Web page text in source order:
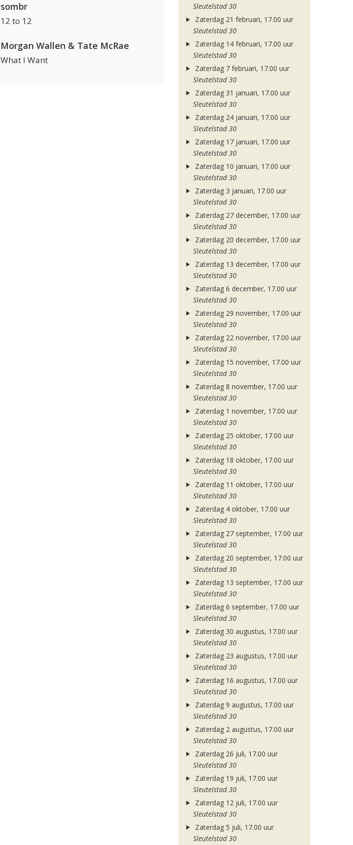
sombr
12 to 12
Morgan Wallen & Tate McRae
What I Want
Sleutelstad 30
Zaterdag 21 februari, 17.00 uur
Sleutelstad 30
Zaterdag 14 februari, 17.00 uur
Sleutelstad 30
Zaterdag 7 februari, 17.00 uur
Sleutelstad 30
Zaterdag 31 januari, 17.00 uur
Sleutelstad 30
Zaterdag 24 januari, 17.00 uur
Sleutelstad 30
Zaterdag 17 januari, 17.00 uur
Sleutelstad 30
Zaterdag 10 januari, 17.00 uur
Sleutelstad 30
Zaterdag 3 januari, 17.00 uur
Sleutelstad 30
Zaterdag 27 december, 17.00 uur
Sleutelstad 30
Zaterdag 20 december, 17.00 uur
Sleutelstad 30
Zaterdag 13 december, 17.00 uur
Sleutelstad 30
Zaterdag 6 december, 17.00 uur
Sleutelstad 30
Zaterdag 29 november, 17.00 uur
Sleutelstad 30
Zaterdag 22 november, 17.00 uur
Sleutelstad 30
Zaterdag 15 november, 17.00 uur
Sleutelstad 30
Zaterdag 8 november, 17.00 uur
Sleutelstad 30
Zaterdag 1 november, 17.00 uur
Sleutelstad 30
Zaterdag 25 oktober, 17.00 uur
Sleutelstad 30
Zaterdag 18 oktober, 17.00 uur
Sleutelstad 30
Zaterdag 11 oktober, 17.00 uur
Sleutelstad 30
Zaterdag 4 oktober, 17.00 uur
Sleutelstad 30
Zaterdag 27 september, 17.00 uur
Sleutelstad 30
Zaterdag 20 september, 17.00 uur
Sleutelstad 30
Zaterdag 13 september, 17.00 uur
Sleutelstad 30
Zaterdag 6 september, 17.00 uur
Sleutelstad 30
Zaterdag 30 augustus, 17.00 uur
Sleutelstad 30
Zaterdag 23 augustus, 17.00 uur
Sleutelstad 30
Zaterdag 16 augustus, 17.00 uur
Sleutelstad 30
Zaterdag 9 augustus, 17.00 uur
Sleutelstad 30
Zaterdag 2 augustus, 17.00 uur
Sleutelstad 30
Zaterdag 26 juli, 17.00 uur
Sleutelstad 30
Zaterdag 19 juli, 17.00 uur
Sleutelstad 30
Zaterdag 12 juli, 17.00 uur
Sleutelstad 30
Zaterdag 5 juli, 17.00 uur
Sleutelstad 30